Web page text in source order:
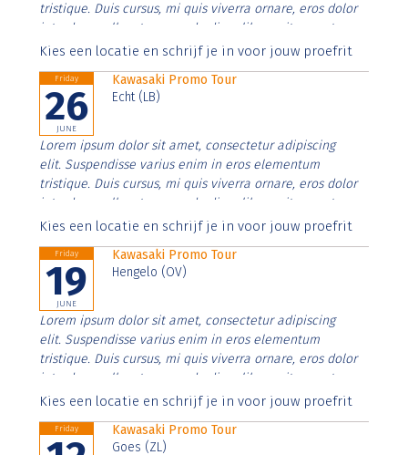
tristique. Duis cursus, mi quis viverra ornare, eros dolor
interdum nulla, ut commodo diam libero vitae erat.
Aenean faucibus nibh et justo cursus id rutrum lorem
Kies een locatie en schrijf je in voor jouw proefrit
Friday
26
JUNE
Kawasaki Promo Tour
Echt (LB)
Lorem ipsum dolor sit amet, consectetur adipiscing
elit. Suspendisse varius enim in eros elementum
tristique. Duis cursus, mi quis viverra ornare, eros dolor
interdum nulla, ut commodo diam libero vitae erat.
Aenean faucibus nibh et justo cursus id rutrum lorem
Kies een locatie en schrijf je in voor jouw proefrit
Friday
19
JUNE
Kawasaki Promo Tour
Hengelo (OV)
Lorem ipsum dolor sit amet, consectetur adipiscing
elit. Suspendisse varius enim in eros elementum
tristique. Duis cursus, mi quis viverra ornare, eros dolor
interdum nulla, ut commodo diam libero vitae erat.
Aenean faucibus nibh et justo cursus id rutrum lorem
Kies een locatie en schrijf je in voor jouw proefrit
Friday
Kawasaki Promo Tour
Goes (ZL)